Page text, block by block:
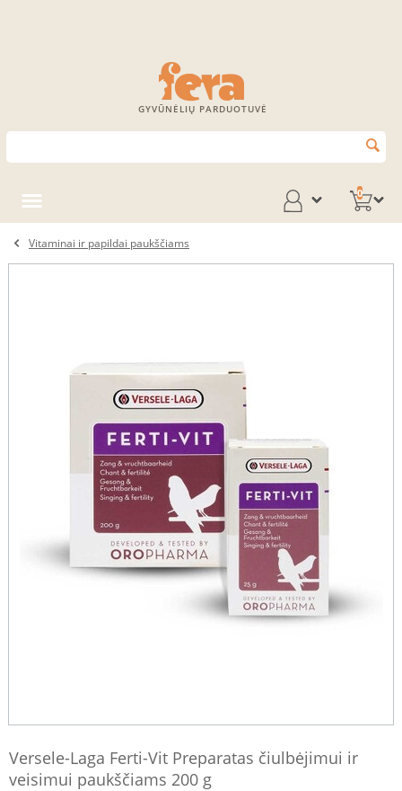
GYVŪNĖLIŲ PARDUOTUVĖ
0
Vitaminai ir papildai paukščiams
Versele-Laga Ferti-Vit Preparatas čiulbėjimui ir
veisimui paukščiams 200 g